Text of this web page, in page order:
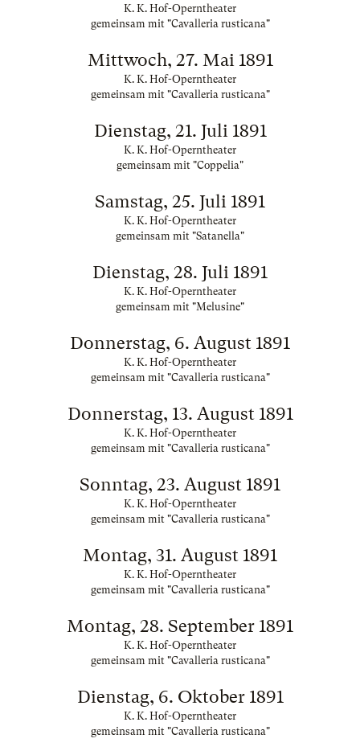
K. K. Hof-Operntheater
gemeinsam mit "Cavalleria rusticana"
Mittwoch, 27. Mai 1891
K. K. Hof-Operntheater
gemeinsam mit "Cavalleria rusticana"
Dienstag, 21. Juli 1891
K. K. Hof-Operntheater
gemeinsam mit "Coppelia"
Samstag, 25. Juli 1891
K. K. Hof-Operntheater
gemeinsam mit "Satanella"
Dienstag, 28. Juli 1891
K. K. Hof-Operntheater
gemeinsam mit "Melusine"
Donnerstag, 6. August 1891
K. K. Hof-Operntheater
gemeinsam mit "Cavalleria rusticana"
Donnerstag, 13. August 1891
K. K. Hof-Operntheater
gemeinsam mit "Cavalleria rusticana"
Sonntag, 23. August 1891
K. K. Hof-Operntheater
gemeinsam mit "Cavalleria rusticana"
Montag, 31. August 1891
K. K. Hof-Operntheater
gemeinsam mit "Cavalleria rusticana"
Montag, 28. September 1891
K. K. Hof-Operntheater
gemeinsam mit "Cavalleria rusticana"
Dienstag, 6. Oktober 1891
K. K. Hof-Operntheater
gemeinsam mit "Cavalleria rusticana"